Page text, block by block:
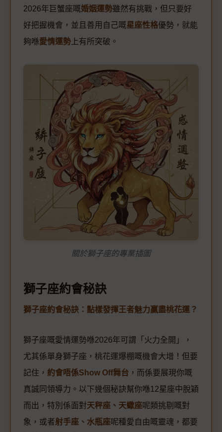
2026年巨蟹座嘅婚姻運勢雖然有挑戰，但只要好
好把握機會，並且善用自己嘅星座性格優勢，就能
夠喺愛情運勢 上有所突破。
關於獅子座的專業插圖
獅子座約會秘訣
獅子座約會秘訣：點樣發揮王者魅力贏盡桃花運？
獅子座嘅愛情運勢喺2026年可謂「火力全開」，
尤其係單身獅子座，桃花運爆棚嘅機會大增！但要
記住， 約會唔係Show Off舞台 ，而係要展現你嘅
真誠同領導力。以下幾個秘訣幫你喺12星座中脫穎
而出，特別係面對天秤座、天蠍座呢類挑剔嘅對
象，或者射手座、水瓶座呢種愛自由嘅靈魂，都要